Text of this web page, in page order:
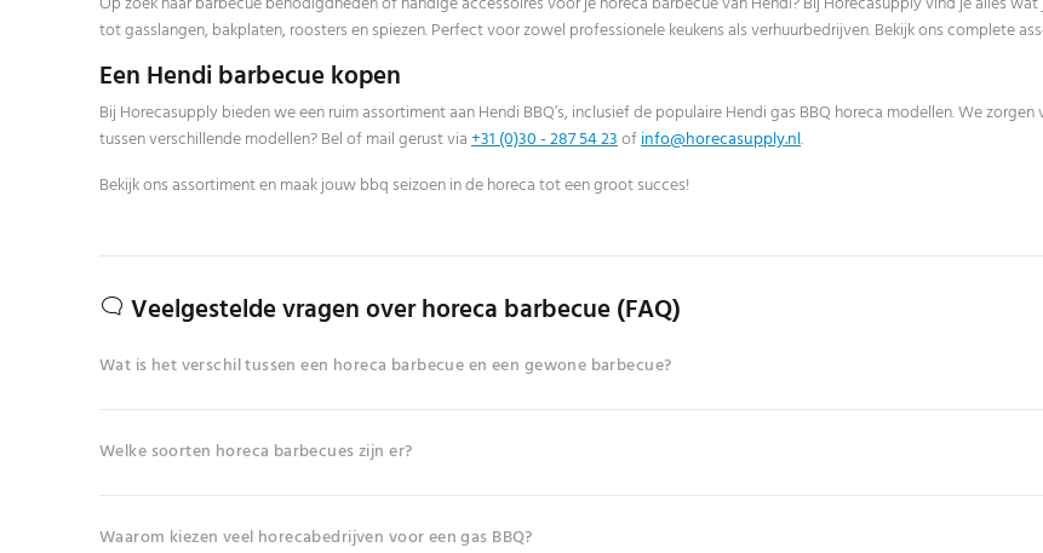
tot gasslangen, bakplaten, roosters en spiezen. Perfect voor zowel professionele keukens als verhuurbedrijven. Bekijk ons complete
Een Hendi barbecue kopen
Bij Horecasupply bieden we een ruim assortiment aan Hendi BBQ’s, inclusief de populaire Hendi gas BBQ horeca modellen. We
tussen verschillende modellen? Bel of mail gerust via+31 (0)30 - 287 54 23ofinfo@horecasupply.nl.
Bekijk ons assortiment en maak jouw bbq seizoen in de horeca tot een groot succes!
Veelgestelde vragen over horeca barbecue (FAQ)
Wat is het verschil tussen een horeca barbecue en een gewone barbecue?
Welke soorten horeca barbecues zijn er?
Waarom kiezen veel horecabedrijven voor een gas BBQ?